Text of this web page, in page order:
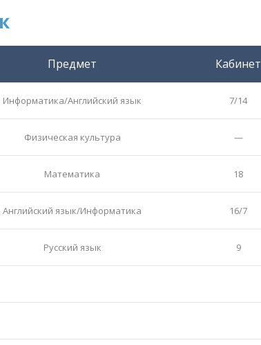
Предмет Кабинет
Информатика/Английский язык 7/14
Физическая культура —
Математика 18
Английский язык/Информатика 16/7
Русский язык 9